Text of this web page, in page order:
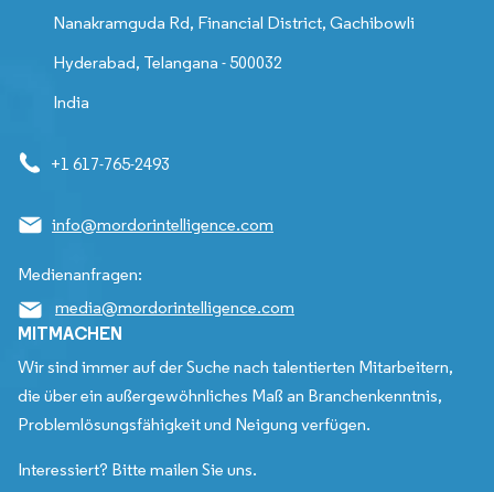
Nanakramguda Rd, Financial District, Gachibowli
Hyderabad, Telangana - 500032
India
+1 617-765-2493
info@mordorintelligence.com
Medienanfragen:
media@mordorintelligence.com
MITMACHEN
Wir sind immer auf der Suche nach talentierten Mitarbeitern,
die über ein außergewöhnliches Maß an Branchenkenntnis,
Problemlösungsfähigkeit und Neigung verfügen.
Interessiert? Bitte mailen Sie uns.